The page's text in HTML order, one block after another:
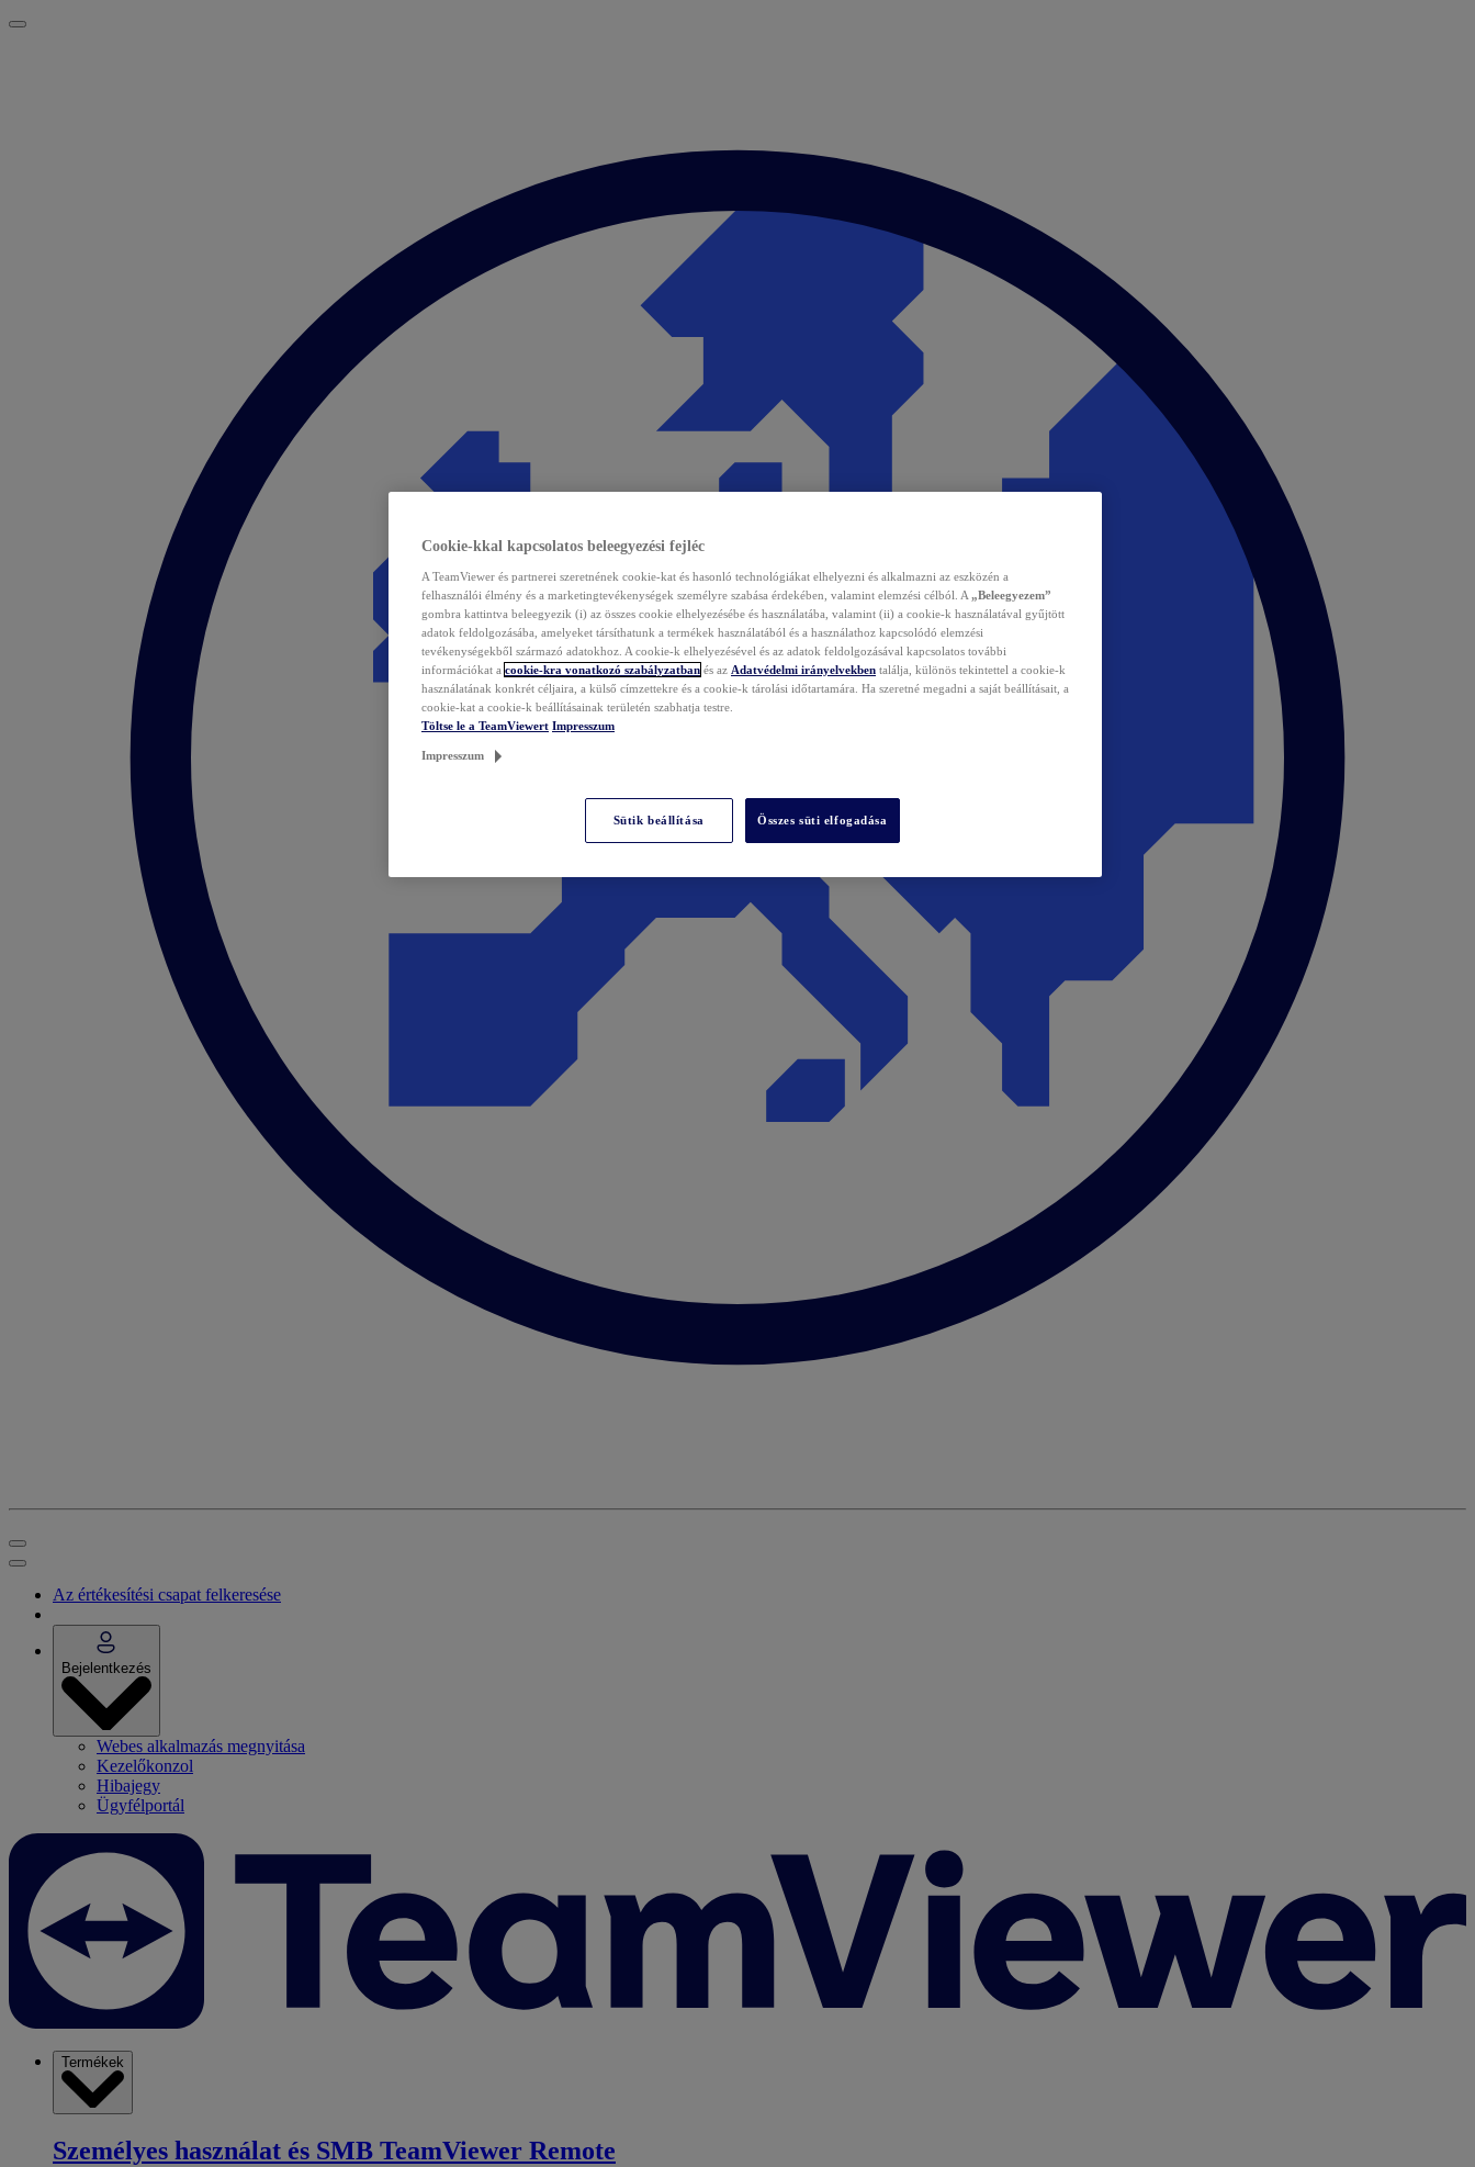
Az értékesítési csapat felkeresése
Bejelentkezés
Webes alkalmazás megnyitása
Kezelőkonzol
Hibajegy
Ügyfélportál
Termékek
Személyes használat és SMB TeamViewer Remote
Cookie-kkal kapcsolatos beleegyezési fejléc
A TeamViewer és partnerei szeretnének cookie-kat és hasonló technológiákat elhelyezni és alkalmazni az eszközén a
felhasználói élmény és a marketingtevékenységek személyre szabása érdekében, valamint elemzési célból. A „Beleegyezem”
gombra kattintva beleegyezik (i) az összes cookie elhelyezésébe és használatába, valamint (ii) a cookie-k használatával gyűjtött
adatok feldolgozásába, amelyeket társíthatunk a termékek használatából és a használathoz kapcsolódó elemzési
tevékenységekből származó adatokhoz. A cookie-k elhelyezésével és az adatok feldolgozásával kapcsolatos további
információkat a cookie-kra vonatkozó szabályzatban és az Adatvédelmi irányelvekben találja, különös tekintettel a cookie-k
használatának konkrét céljaira, a külső címzettekre és a cookie-k tárolási időtartamára. Ha szeretné megadni a saját beállításait, a
cookie-kat a cookie-k beállításainak területén szabhatja testre.
Töltse le a TeamViewert Impresszum
Impresszum
Sütik beállítása Összes süti elfogadása